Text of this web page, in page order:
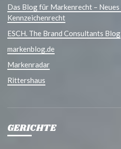
Das Blog für Markenrecht – Neues
Kennzeichenrecht
ESCH. The Brand Consultants Blog
markenblog.de
Markenradar
Rittershaus
GERICHTE